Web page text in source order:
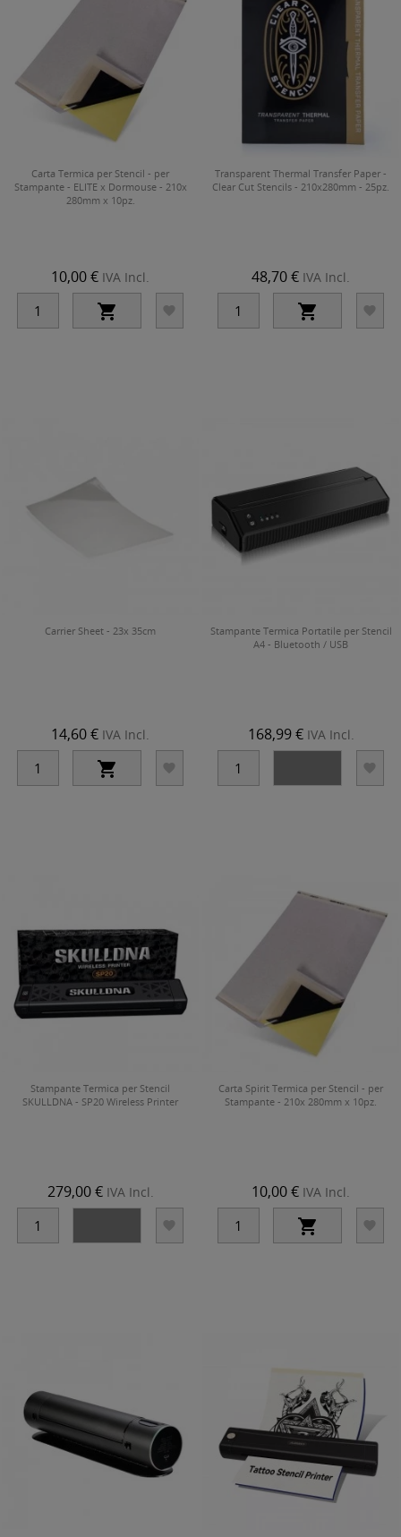
Carta Termica per Stencil - per
Stampante - ELITE x Dormouse - 210x
280mm x 10pz.
10,00 € IVA Incl.
 
Transparent Thermal Transfer Paper -
Clear Cut Stencils - 210x280mm - 25pz.
48,70 € IVA Incl.
 
Carrier Sheet - 23x 35cm
14,60 € IVA Incl.
 
Stampante Termica Portatile per Stencil
A4 - Bluetooth / USB
168,99 € IVA Incl.

Stampante Termica per Stencil
SKULLDNA - SP20 Wireless Printer
279,00 € IVA Incl.

Carta Spirit Termica per Stencil - per
Stampante - 210x 280mm x 10pz.
10,00 € IVA Incl.
 